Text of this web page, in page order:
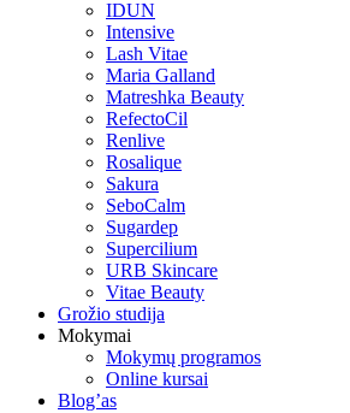
IDUN
Intensive
Lash Vitae
Maria Galland
Matreshka Beauty
RefectoCil
Renlive
Rosalique
Sakura
SeboCalm
Sugardep
Supercilium
URB Skincare
Vitae Beauty
Grožio studija
Mokymai
Mokymų programos
Online kursai
Blog’as